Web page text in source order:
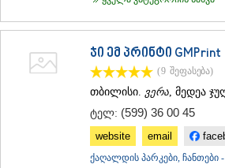
ჯი ემ პრინტი GMPrint
(9 შეფასება)
თბილისი. ვერა, მედეა
ტელ: (599) 36 00 45
website email
ქაღალდის პარკები, ჩანთები